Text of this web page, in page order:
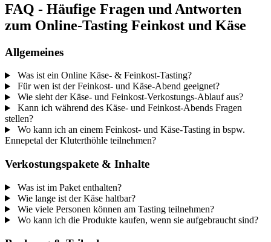
FAQ - Häufige Fragen und Antworten
zum Online-Tasting Feinkost und Käse
Allgemeines
Was ist ein Online Käse- & Feinkost-Tasting?
Für wen ist der Feinkost- und Käse-Abend geeignet?
Wie sieht der Käse- und Feinkost-Verkostungs-Ablauf aus?
Kann ich während des Käse- und Feinkost-Abends Fragen
stellen?
Wo kann ich an einem Feinkost- und Käse-Tasting in bspw.
Ennepetal der Kluterthöhle teilnehmen?
Verkostungspakete & Inhalte
Was ist im Paket enthalten?
Wie lange ist der Käse haltbar?
Wie viele Personen können am Tasting teilnehmen?
Wo kann ich die Produkte kaufen, wenn sie aufgebraucht sind?